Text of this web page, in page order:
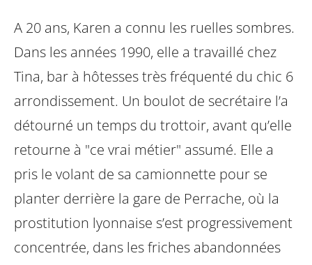
A 20 ans, Karen a connu les ruelles sombres.
Dans les années 1990, elle a travaillé chez
Tina, bar à hôtesses très fréquenté du chic 6
arrondissement. Un boulot de secrétaire l’a
détourné un temps du trottoir, avant qu’elle
retourne à "ce vrai métier" assumé. Elle a
pris le volant de sa camionnette pour se
planter derrière la gare de Perrache, où la
prostitution lyonnaise s’est progressivement
concentrée, dans les friches abandonnées